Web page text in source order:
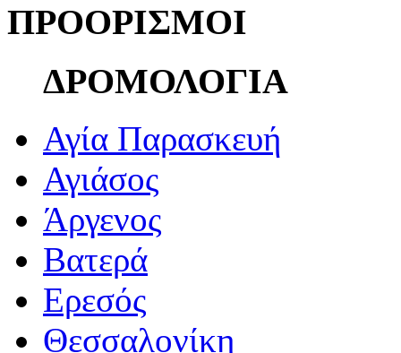
ΠΡΟΟΡΙΣΜΟΙ
ΔΡΟΜΟΛΟΓΙΑ
Αγία Παρασκευή
Αγιάσος
Άργενος
Βατερά
Ερεσός
Θεσσαλονίκη